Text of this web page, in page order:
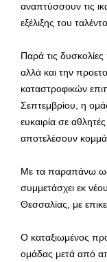
αναπτύσσουν τις
εξέλιξης του
Παρά τις
αλλά και την
καταστροφικών
Σεπτεμβρίου, η
ευκαιρία σε
αποτελέσουν
Με τα παραπάνω ως
συμμετάσχει εκ
Θεσσαλίας, με
Ο καταξιωμένος
ομάδας μετά από